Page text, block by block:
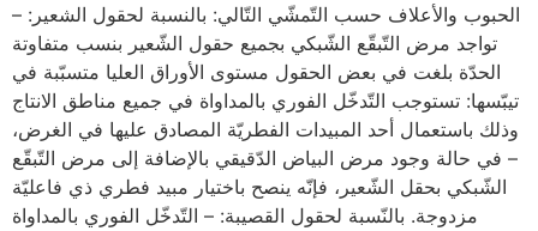
الحبوب والأعلاف حسب التّمشّي التّالي: بالنسبة لحقول الشعير: –
تواجد مرض التّبقّع الشّبكي بجميع حقول الشّعير بنسب متفاوتة
الحدّة بلغت في بعض الحقول مستوى الأوراق العليا متسبّبة في
تيبّسها: تستوجب التّدخّل الفوري بالمداواة في جميع مناطق الانتاج
وذلك باستعمال أحد المبيدات الفطريّة المصادق عليها في الغرض،
– في حالة وجود مرض البياض الدّقيقي بالإضافة إلى مرض التّبقّع
الشّبكي بحقل الشّعير، فإنّه ينصح باختيار مبيد فطري ذي فاعليّة
مزدوجة. بالنّسبة لحقول القصيبة: – التّدخّل الفوري بالمداواة